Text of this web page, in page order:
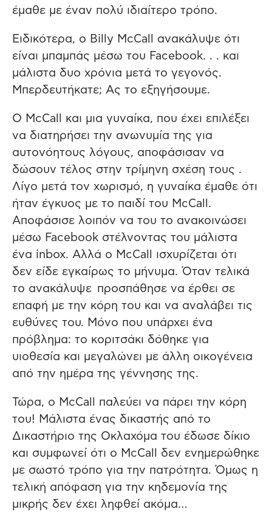
έμαθε με έναν πολύ ιδιαίτερο τρόπο.
Ειδικότερα, ο Billy McCall ανακάλυψε ότι
είναι μπαμπάς μέσω του Facebook. . . και
μάλιστα δυο χρόνια μετά το γεγονός.
Μπερδευτήκατε; Ας το εξηγήσουμε.
Ο McCall και μια γυναίκα, που έχει επιλέξει
να διατηρήσει την ανωνυμία της για
αυτονόητους λόγους, αποφάσισαν να
δώσουν τέλος στην τρίμηνη σχέση τους .
Λίγο μετά τον χωρισμό, η γυναίκα έμαθε ότι
ήταν έγκυος με το παιδί του McCall.
Αποφάσισε λοιπόν να του το ανακοινώσει
μέσω Facebook στέλνοντας του μάλιστα
ένα inbox. Αλλά o McCall ισχυρίζεται ότι
δεν είδε εγκαίρως το μήνυμα. Όταν τελικά
το ανακάλυψε προσπάθησε να έρθει σε
επαφή με την κόρη του και να αναλάβει τις
ευθύνες του. Μόνο που υπάρχει ένα
πρόβλημα: το κοριτσάκι δόθηκε για
υιοθεσία και μεγαλώνει με άλλη οικογένεια
από την ημέρα της γέννησης της.
Τώρα, ο McCall παλεύει να πάρει την κόρη
του! Μάλιστα ένας δικαστής από το
Δικαστήριο της Οκλαχόμα του έδωσε δίκιο
και συμφωνεί ότι ο McCall δεν ενημερώθηκε
με σωστό τρόπο για την πατρότητα. Όμως η
τελική απόφαση για την κηδεμονία της
μικρής δεν έχει ληφθεί ακόμα…